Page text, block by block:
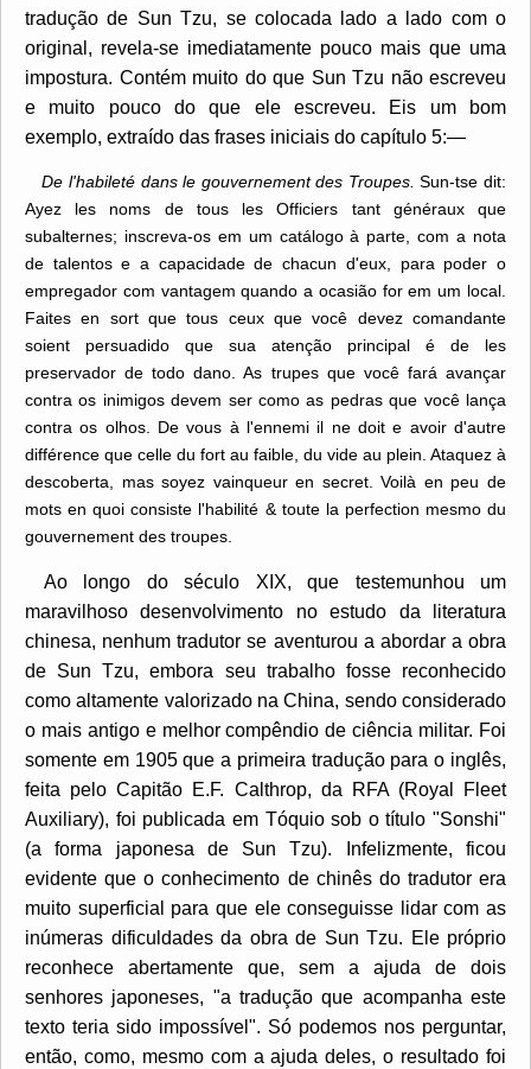
tradução de Sun Tzu, se colocada lado a lado com o
original, revela-se imediatamente pouco mais que uma
impostura. Contém muito do que Sun Tzu não escreveu
e muito pouco do que ele escreveu. Eis um bom
exemplo, extraído das frases iniciais do capítulo 5:—
De l'habileté dans le gouvernement des Troupes. Sun-tse dit:
Ayez les noms de tous les Officiers tant généraux que
subalternes; inscreva-os em um catálogo à parte, com a nota
de talentos e a capacidade de chacun d'eux, para poder o
empregador com vantagem quando a ocasião for em um local.
Faites en sort que tous ceux que você devez comandante
soient persuadido que sua atenção principal é de les
preservador de todo dano. As trupes que você fará avançar
contra os inimigos devem ser como as pedras que você lança
contra os olhos. De vous à l'ennemi il ne doit e avoir d'autre
différence que celle du fort au faible, du vide au plein. Ataquez à
descoberta, mas soyez vainqueur en secret. Voilà en peu de
mots en quoi consiste l'habilité & toute la perfection mesmo du
gouvernement des troupes.
Ao longo do século XIX, que testemunhou um
maravilhoso desenvolvimento no estudo da literatura
chinesa, nenhum tradutor se aventurou a abordar a obra
de Sun Tzu, embora seu trabalho fosse reconhecido
como altamente valorizado na China, sendo considerado
o mais antigo e melhor compêndio de ciência militar. Foi
somente em 1905 que a primeira tradução para o inglês,
feita pelo Capitão E.F. Calthrop, da RFA (Royal Fleet
Auxiliary), foi publicada em Tóquio sob o título "Sonshi"
(a forma japonesa de Sun Tzu). Infelizmente, ficou
evidente que o conhecimento de chinês do tradutor era
muito superficial para que ele conseguisse lidar com as
inúmeras dificuldades da obra de Sun Tzu. Ele próprio
reconhece abertamente que, sem a ajuda de dois
senhores japoneses, "a tradução que acompanha este
texto teria sido impossível". Só podemos nos perguntar,
então, como, mesmo com a ajuda deles, o resultado foi